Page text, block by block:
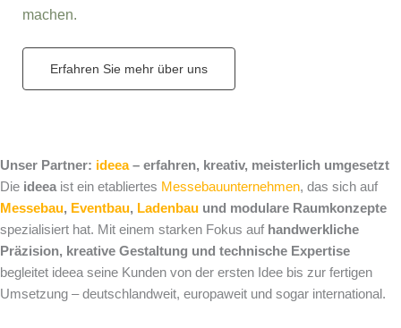
machen.
Erfahren Sie mehr über uns
Unser Partner: ideea– erfahren, kreativ, meisterlich umgesetzt
Die ideea ist ein etabliertes Messebauunternehmen, das sich auf
Messebau, Eventbau, Ladenbau und modulare Raumkonzepte
spezialisiert hat. Mit einem starken Fokus auf handwerkliche
Präzision, kreative Gestaltung und technische Expertise
begleitet ideea seine Kunden von der ersten Idee bis zur fertigen
Umsetzung – deutschlandweit, europaweit und sogar international.